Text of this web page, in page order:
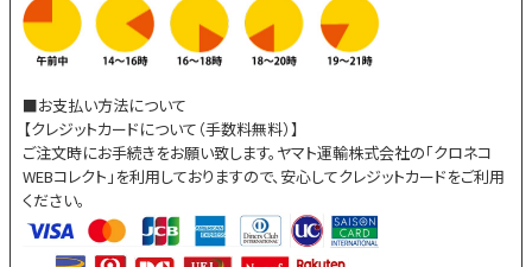
■お支払い方法について
【クレジットカードについて（手数料無料）】
ご注文時にお手続きをお願い致します。ヤマト運輸株式会社の「クロネコ
WEBコレクト」を利用しておりますので、安心してクレジットカードをご利用
ください。